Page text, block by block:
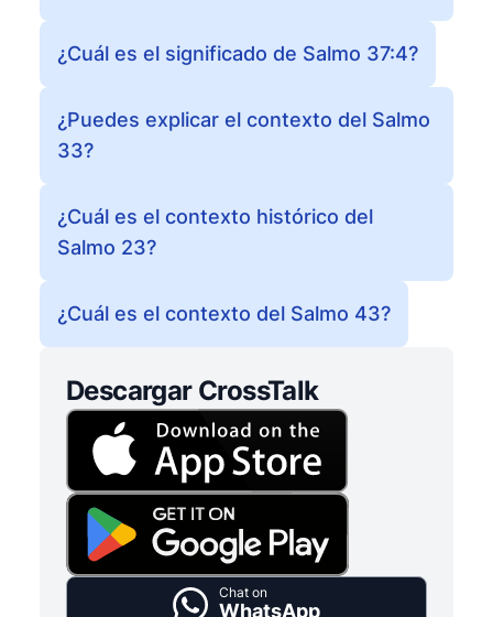
¿Cuál es el significado de Salmo 37:4?
¿Puedes explicar el contexto del Salmo
33?
¿Cuál es el contexto histórico del
Salmo 23?
¿Cuál es el contexto del Salmo 43?
Descargar CrossTalk
Chat on
WhatsApp